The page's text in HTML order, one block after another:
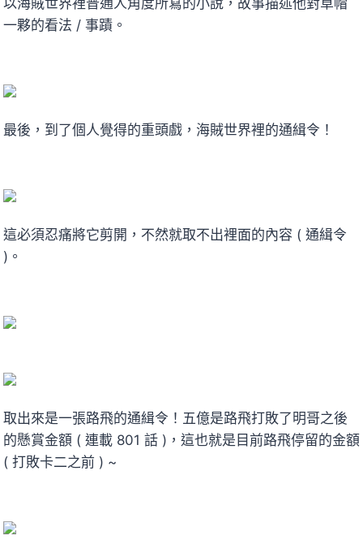
一夥的看法 / 事蹟。
最後，到了個人覺得的重頭戲，海賊世界裡的通緝令！
這必須忍痛將它剪開，不然就取不出裡面的內容 ( 通緝令
)。
取出來是一張路飛的通緝令！五億是路飛打敗了明哥之後
的懸賞金額 ( 連載 801 話 )，這也就是目前路飛停留的金額
( 打敗卡二之前 ) ~